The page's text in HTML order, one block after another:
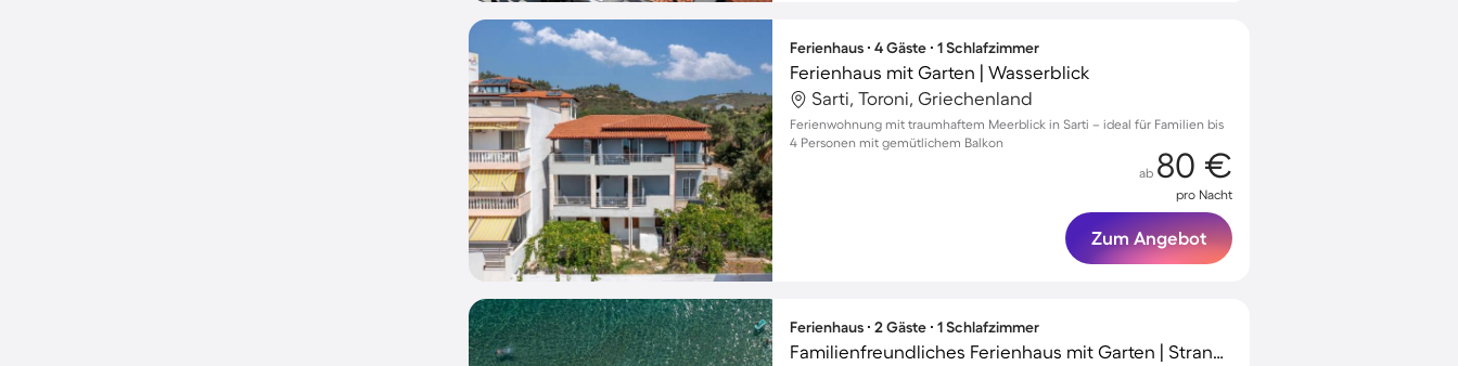
Ferienhaus ∙ 4 Gäste ∙ 1 Schlafzimmer
Ferienhaus mit Garten | Wasserblick
Sarti, Toroni, Griechenland
Ferienwohnung mit traumhaftem Meerblick in Sarti – ideal für Familien bis
4 Personen mit gemütlichem Balkon
ab 80 €
pro Nacht
Zum Angebot
Ferienhaus ∙ 2 Gäste ∙ 1 Schlafzimmer
Familienfreundliches Ferienhaus mit Garten | Strand in der Nähe